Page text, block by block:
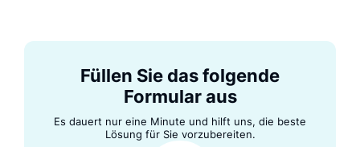
Füllen Sie das folgende
Formular aus
Es dauert nur eine Minute und hilft uns, die beste
Lösung für Sie vorzubereiten.